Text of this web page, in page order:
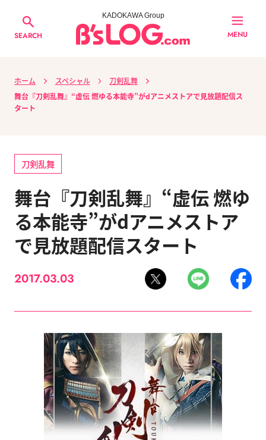
SEARCH
KADOKAWA Group
MENU
ホーム スペシャル
刀剣乱舞
舞台『刀剣乱舞』“虚伝 燃ゆる本能寺”がdアニメストアで見放題配信ス
タート
刀剣乱舞
舞台『刀剣乱舞』“虚伝 燃ゆ
る本能寺”がdアニメストア
で見放題配信スタート
2017.03.03